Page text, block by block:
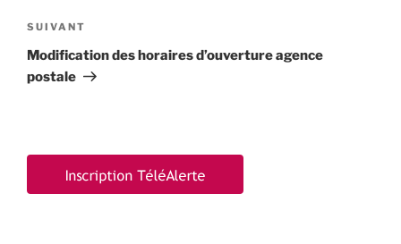
Article
suivant
SUIVANT
Modification des horaires d’ouverture agence
postale